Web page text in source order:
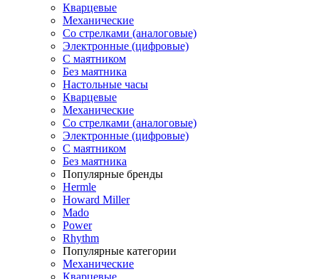
Кварцевые
Механические
Со стрелками (аналоговые)
Электронные (цифровые)
С маятником
Без маятника
Настольные часы
Кварцевые
Механические
Со стрелками (аналоговые)
Электронные (цифровые)
С маятником
Без маятника
Популярные бренды
Hermle
Howard Miller
Mado
Power
Rhythm
Популярные категории
Механические
Кварцевые